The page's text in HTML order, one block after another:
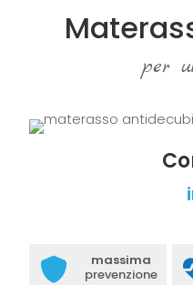
per
massima
prevenzione